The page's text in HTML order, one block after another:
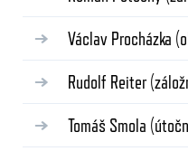
Václav Procházka
Rudolf Reiter
Tomáš Smola